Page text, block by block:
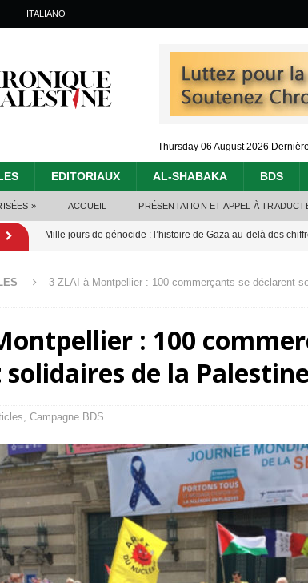
ITALIANO
Thursday 06 August 2026
EDITORIAUX AL-SHABAKA BDS
» ACCUEIL PRÉSENTATION ET APPEL À
Mille jours de génocide : l’histoire de Gaza au-delà des
Alors que Trump annonce un « accord de paix » à Gaza,
Les Israéliens se servent de la Cisjordanie comme d’une
toxiques[ 3 août 2026 ]
6 août 2026 ]
3 ZLAI à Montpellier : 100 commerçants se déclarent
: 100
de la
, Campagne BDS